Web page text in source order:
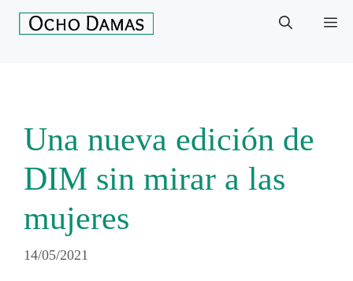
Saltar
Una nueva edición de
DIM sin mirar a las
mujeres
14/05/2021